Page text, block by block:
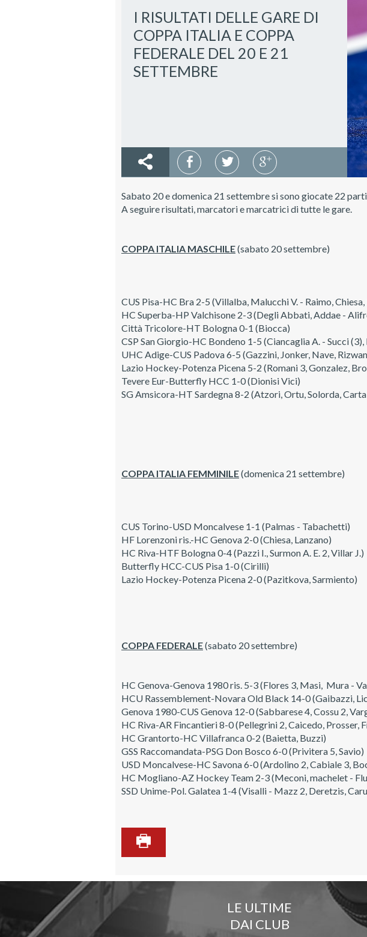
I RISULTATI DELLE GARE DI
COPPA ITALIA E COPPA
FEDERALE DEL 20 E 21
SETTEMBRE
Sabato 20 e domenica 21 settembre si sono giocate 22
A seguire risultati, marcatori e marcatrici di tutte le gare.
COPPA ITALIA MASCHILE(sabato 20 settembre)
CUS Pisa-HC Bra 2-5 (Villalba, Malucchi V. - Raimo, Chiesa,
HC Superba-HP Valchisone 2-3 (Degli Abbati, Addae -
Città Tricolore-HT Bologna 0-1 (Biocca)
CSP San Giorgio-HC Bondeno 1-5 (Ciancaglia A. - Succi
UHC Adige-CUS Padova 6-5 (Gazzini, Jonker, Nave,
Lazio Hockey-Potenza Picena 5-2 (Romani 3, Gonzalez,
Tevere Eur-Butterfly HCC 1-0 (Dionisi Vici)
SG Amsicora-HT Sardegna 8-2 (Atzori, Ortu, Solorda, Carta
COPPA ITALIA FEMMINILE(domenica 21 settembre)
CUS Torino-USD Moncalvese 1-1 (Palmas - Tabachetti)
HF Lorenzoni ris.-HC Genova 2-0 (Chiesa, Lanzano)
HC Riva-HTF Bologna 0-4 (Pazzi I., Surmon A. E. 2, Villar J.)
Butterfly HCC-CUS Pisa 1-0 (Cirilli)
Lazio Hockey-Potenza Picena 2-0 (Pazitkova, Sarmiento)
COPPA FEDERALE(sabato 20 settembre)
HC Genova-Genova 1980 ris. 5-3 (Flores 3, Masi, Mura -
HCU Rassemblement-Novara Old Black 14-0 (Gaibazzi,
Genova 1980-CUS Genova 12-0 (Sabbarese 4, Cossu 2,
HC Riva-AR Fincantieri 8-0 (Pellegrini 2, Caicedo, Prosser,
HC Grantorto-HC Villafranca 0-2 (Baietta, Buzzi)
GSS Raccomandata-PSG Don Bosco 6-0 (Privitera 5, Savio)
USD Moncalvese-HC Savona 6-0 (Ardolino 2, Cabiale 3,
HC Mogliano-AZ Hockey Team 2-3 (Meconi, machelet -
SSD Unime-Pol. Galatea 1-4 (Visalli - Mazz 2, Deretzis,
LE ULTIME
DAI CLUB